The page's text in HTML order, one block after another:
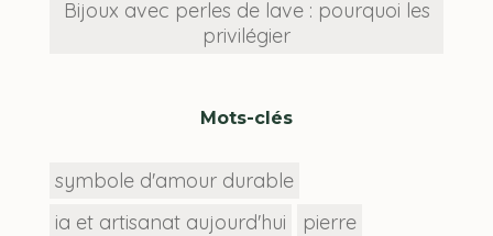
Bijoux avec perles de lave : pourquoi les
privilégier
Mots-clés
symbole d'amour durable
ia et artisanat aujourd'hui
pierre